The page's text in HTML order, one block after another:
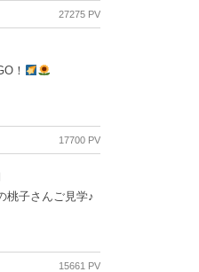
27275 PV
！
17700 PV
桃子さんご見学♪
15661 PV